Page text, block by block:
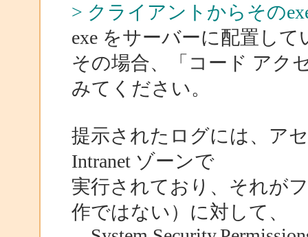
> クライアントからその
exe をサーバーに配置し
その場合、「コード アク
みてください。
提示されたログには、ア
Intranet ゾーンで
実行されており、それが
作ではない）に対して、